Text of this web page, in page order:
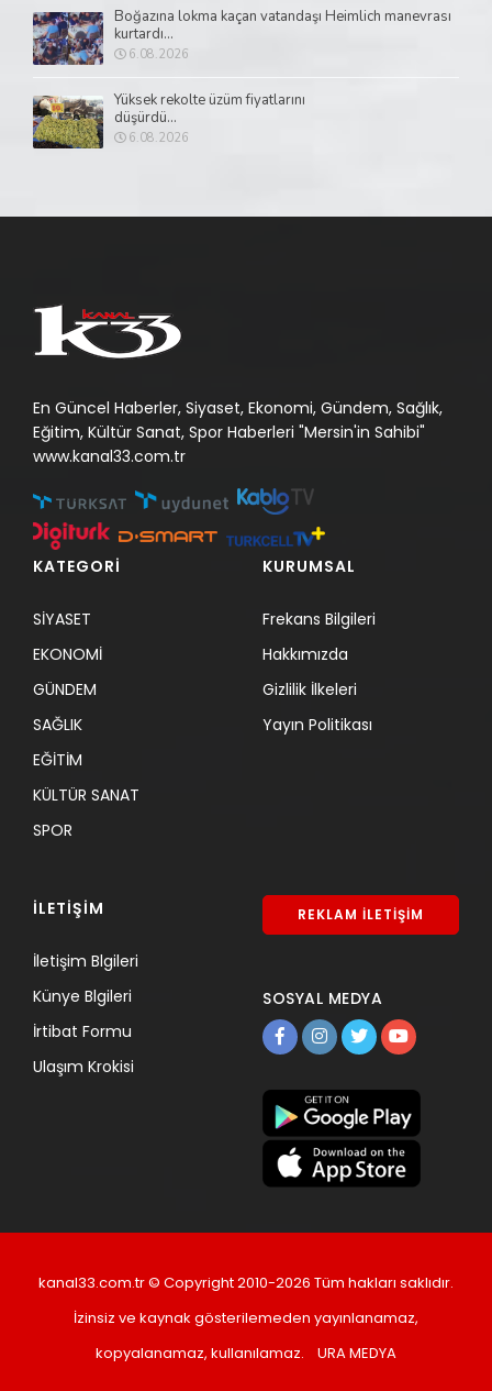
Boğazına lokma kaçan vatandaşı Heimlich manevrası
kurtardı...
6.08.2026
Yüksek rekolte üzüm fiyatlarını
düşürdü...
6.08.2026
En Güncel Haberler, Siyaset, Ekonomi, Gündem, Sağlık,
Eğitim, Kültür Sanat, Spor Haberleri "Mersin'in Sahibi"
www.kanal33.com.tr
KATEGORİ
SİYASET
EKONOMİ
GÜNDEM
SAĞLIK
EĞİTİM
KÜLTÜR SANAT
SPOR
KURUMSAL
Frekans Bilgileri
Hakkımızda
Gizlilik İlkeleri
Yayın Politikası
İLETİŞİM
İletişim Blgileri
Künye Blgileri
İrtibat Formu
Ulaşım Krokisi
REKLAM İLETİŞİM
SOSYAL MEDYA
kanal33.com.tr © Copyright 2010-2026 Tüm hakları saklıdır.
İzinsiz ve kaynak gösterilemeden yayınlanamaz,
kopyalanamaz, kullanılamaz. URA MEDYA